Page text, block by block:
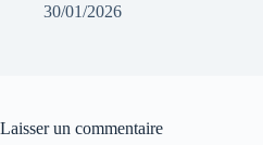
30/01/2026
Laisser un commentaire